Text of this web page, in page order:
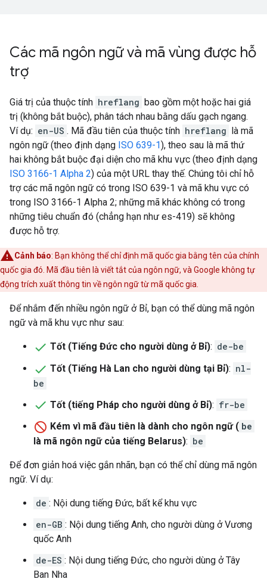
Các mã ngôn ngữ và mã vùng được hỗ
trợ
Giá trị của thuộc tính hreflang bao gồm một hoặc hai giá
trị (không bắt buộc), phân tách nhau bằng dấu gạch ngang.
Ví dụ: en-US . Mã đầu tiên của thuộc tính hreflang là mã
ngôn ngữ (theo định dạng ISO 639-1), theo sau là mã thứ
hai không bắt buộc đại diện cho mã khu vực (theo định dạng
ISO 3166-1 Alpha 2) của một URL thay thế. Chúng tôi chỉ hỗ
trợ các mã ngôn ngữ có trong ISO 639-1 và mã khu vực có
trong ISO 3166-1 Alpha 2; những mã khác không có trong
những tiêu chuẩn đó (chẳng hạn như es-419) sẽ không
được hỗ trợ.
Cảnh báo: Bạn không thể chỉ định mã quốc gia bằng tên của chính
quốc gia đó. Mã đầu tiên là viết tắt của ngôn ngữ, và Google không tự
động trích xuất thông tin về ngôn ngữ từ mã quốc gia.
Để nhắm đến nhiều ngôn ngữ ở Bỉ, bạn có thể dùng mã ngôn
ngữ và mã khu vực như sau:
Tốt (Tiếng Đức cho người dùng ở Bỉ): de-be
Tốt (Tiếng Hà Lan cho người dùng tại Bỉ): nl-
be
Tốt (tiếng Pháp cho người dùng ở Bỉ): fr-be
Kém vì mã đầu tiên là dành cho ngôn ngữ ( be
là mã ngôn ngữ của tiếng Belarus): be
Để đơn giản hoá việc gắn nhãn, bạn có thể chỉ dùng mã ngôn
ngữ. Ví dụ:
de : Nội dung tiếng Đức, bất kể khu vực
en-GB : Nội dung tiếng Anh, cho người dùng ở Vương
quốc Anh
de-ES : Nội dung tiếng Đức, cho người dùng ở Tây
Ban Nha